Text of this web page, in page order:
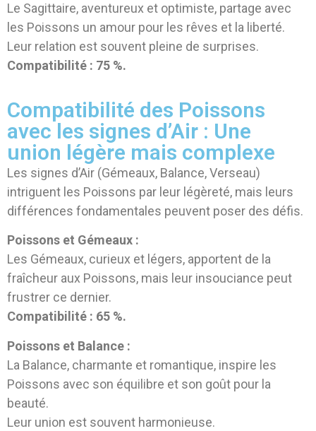
Le Sagittaire, aventureux et optimiste, partage avec
les Poissons un amour pour les rêves et la liberté.
Leur relation est souvent pleine de surprises.
Compatibilité : 75 %.
Compatibilité des Poissons
avec les signes d’Air : Une
union légère mais complexe
Les signes d’Air (Gémeaux, Balance, Verseau)
intriguent les Poissons par leur légèreté, mais leurs
différences fondamentales peuvent poser des défis.
Poissons et Gémeaux :
Les Gémeaux, curieux et légers, apportent de la
fraîcheur aux Poissons, mais leur insouciance peut
frustrer ce dernier.
Compatibilité : 65 %.
Poissons et Balance :
La Balance, charmante et romantique, inspire les
Poissons avec son équilibre et son goût pour la
beauté.
Leur union est souvent harmonieuse.